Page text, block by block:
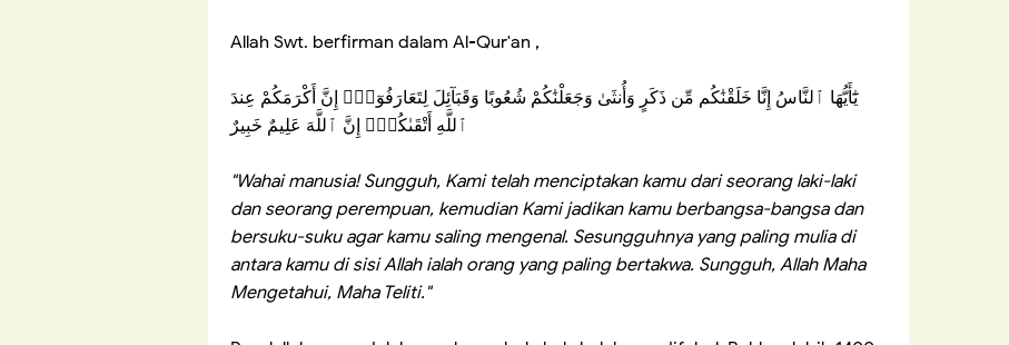
Allah Swt. berfirman dalam Al-Qur'an ,
يَٰٓأَيُّهَا ٱلنَّاسُ إِنَّا خَلَقْنَٰكُم مِّن ذَكَرٍ وَأُنثَىٰ وَجَعَلْنَٰكُمْ شُعُوبًا وَقَبَآئِلَ لِتَعَارَفُوٓا۟ۚ إِنَّ أَكْرَمَكُمْ عِندَ
"Wahai manusia! Sungguh, Kami telah menciptakan kamu dari seorang laki-laki
dan seorang perempuan, kemudian Kami jadikan kamu berbangsa-bangsa dan
bersuku-suku agar kamu saling mengenal. Sesungguhnya yang paling mulia di
antara kamu di sisi Allah ialah orang yang paling bertakwa. Sungguh, Allah Maha
Mengetahui, Maha Teliti."